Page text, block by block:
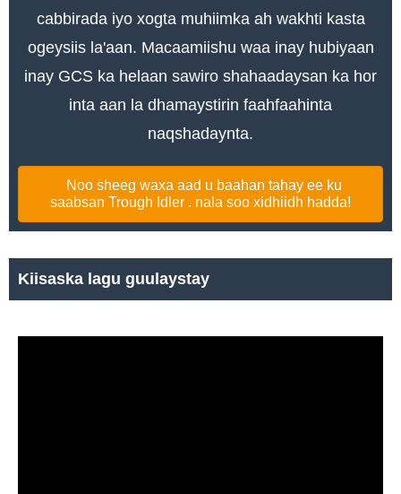
cabbirada iyo xogta muhiimka ah wakhti kasta
ogeysiis la'aan. Macaamiishu waa inay hubiyaan
inay GCS ka helaan sawiro shahaadaysan ka hor
inta aan la dhamaystirin faahfaahinta
naqshadaynta.
Noo sheeg waxa aad u baahan tahay ee ku
saabsan Trough Idler . nala soo xidhiidh hadda!
Kiisaska lagu guulaystay